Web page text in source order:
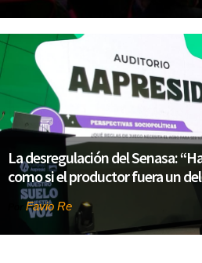
La desregulación del Senasa:
como si el productor fuera un
Favio Re